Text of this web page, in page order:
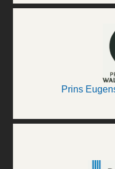
Prins